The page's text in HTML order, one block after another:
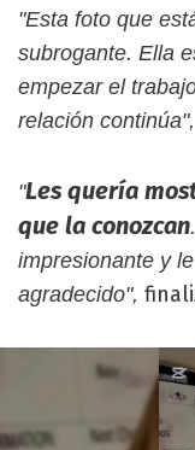
"Esta foto que
subrogante. Ella
empezar el
relación continúa",
"Les quería
que la conozcan
impresionante y
agradecido",